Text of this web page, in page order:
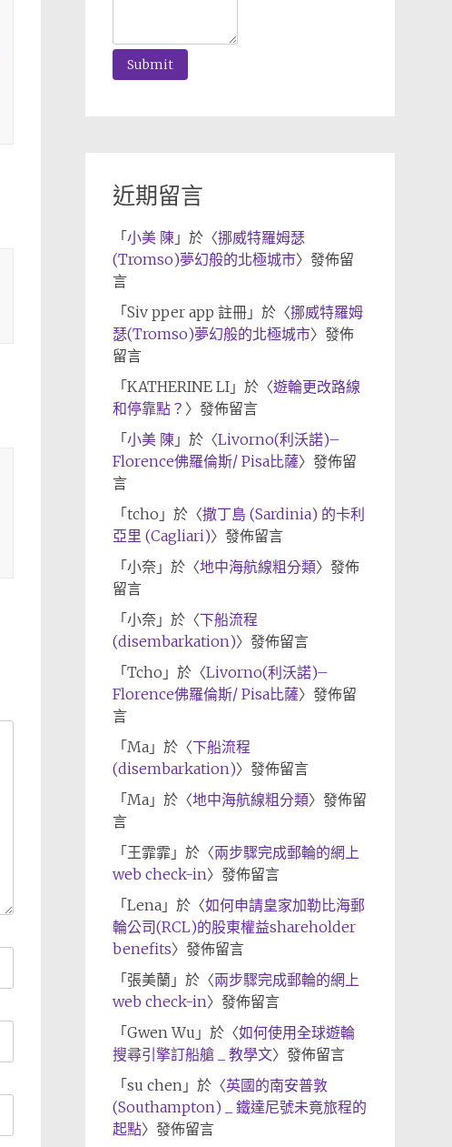
近期留言
「小美 陳 」於〈挪威特羅姆瑟
(Tromso)夢幻般的北極城市〉發佈留
言
「Siv pper app 註冊」於〈挪威特羅姆
瑟(Tromso)夢幻般的北極城市〉發佈
留言
「KATHERINE LI」於〈遊輪更改路線
和停靠點？ 〉發佈留言
「小美 陳 」於〈Livorno(利沃諾)–
Florence佛羅倫斯/ Pisa比薩〉發佈留
言
「tcho 」於〈撒丁島 (Sardinia) 的卡利
亞里 (Cagliari)〉發佈留言
「小奈」於〈地中海航線粗分類〉發佈
留言
「小奈」於〈下船流程
(disembarkation)〉發佈留言
「Tcho 」於〈Livorno(利沃諾)–
Florence佛羅倫斯/ Pisa比薩〉發佈留
言
「Ma」於〈下船流程
(disembarkation)〉發佈留言
「Ma」於〈地中海航線粗分類〉發佈留
言
「王霏霏 」於〈兩步驟完成郵輪的網上
web check-in〉發佈留言
「Lena」於〈如何申請皇家加勒比海郵
輪公司(RCL)的股東權益shareholder
benefits〉發佈留言
「張美蘭 」於〈兩步驟完成郵輪的網上
web check-in〉發佈留言
「Gwen Wu 」於〈如何使用全球遊輪
搜尋引擎訂船艙 _ 教學文〉發佈留言
「su chen 」於〈英國的南安普敦
(Southampton) _ 鐵達尼號未竟旅程的
起點〉發佈留言